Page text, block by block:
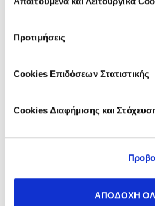
συγκατάθεσης
Προτιμήσεις
Cookies Επιδόσεων Στατιστικής
Cookies Διαφήμισης και
ΑΠΟΔΟΧΗ
Εγγραφή
Like it? Share it!